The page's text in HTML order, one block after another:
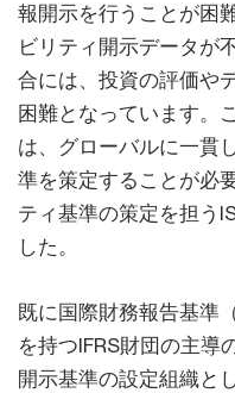
報開示を行うことが困
ビリティ開示データが
合には、投資の評価や
困難となっています。
は、グローバルに一貫
準を策定することが必
ティ基準の策定を担う
した。
既に国際財務報告基準
を持つIFRS財団の主導
開示基準の設定組織と